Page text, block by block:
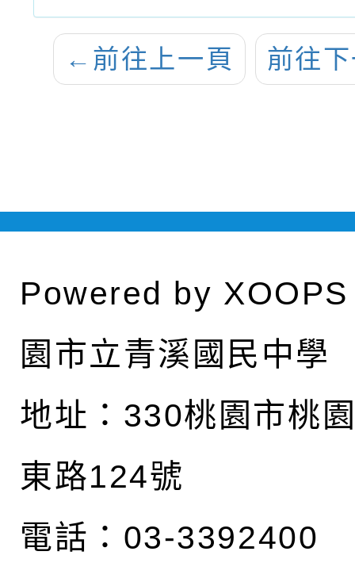
← 前往上一頁 前往
Powered by XOOPS
園市立青溪國民中學
地址： 330桃園市桃
東路124號
電話：03-3392400